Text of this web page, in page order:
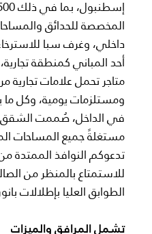
المخصصة للحدائق
داخلي، وغرف سبا
متاجر تحمل علامات تجارية
ومستلزمات يومية، وكل ما
في الداخل، صُممت الشقق
مستغلةً جميع المساحات
تدعوكم النوافذ الممتدة
للاستمتاع بالمنظر من
الطوابق العليا بإطلالات
تشمل المرافق والميزات